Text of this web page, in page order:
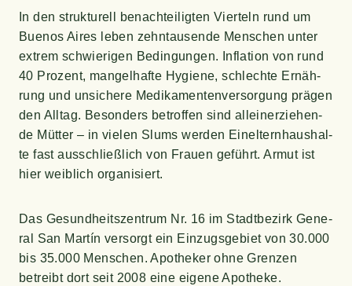
In den struk­tu­rell benach­tei­lig­ten Vier­teln rund um
Bue­nos Aires leben zehn­tau­sen­de Men­schen unter
extrem schwie­ri­gen Bedin­gun­gen. Infla­ti­on von rund
40 Pro­zent, man­gel­haf­te Hygie­ne, schlech­te Ernäh­
rung und unsi­che­re Medi­ka­men­ten­ver­sor­gung prä­gen
den All­tag. Beson­ders betrof­fen sind allein­er­zie­hen­
de Müt­ter – in vie­len Slums wer­den Einel­tern­haus­hal­
te fast aus­schließ­lich von Frau­en geführt. Armut ist
hier weib­lich organisiert.
Das Gesund­heits­zen­trum Nr. 16 im Stadt­be­zirk Gene­
ral San Mar­tín ver­sorgt ein Ein­zugs­ge­biet von 30.000
bis 35.000 Men­schen. Apo­the­ker ohne Gren­zen
betreibt dort seit 2008 eine eige­ne Apotheke.